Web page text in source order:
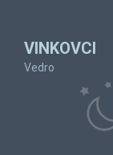
VINKOVCI
Vedro